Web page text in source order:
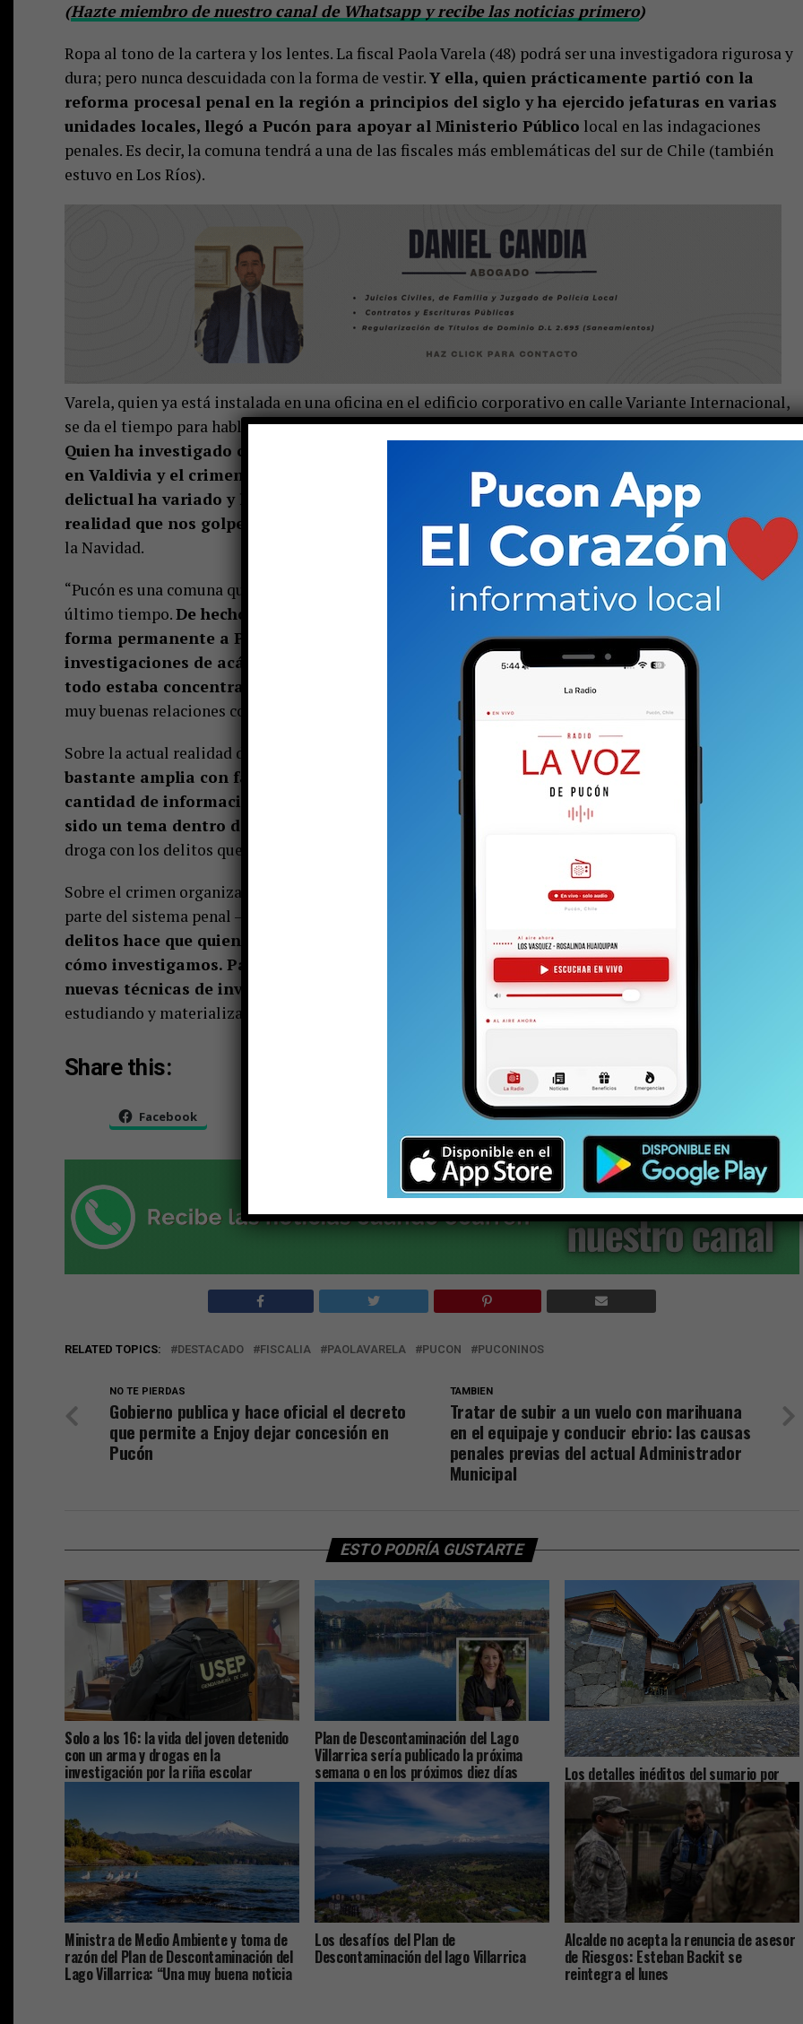
(Hazte miembro de nuestro canal de Whatsapp y recibe las noticias primero)
Ropa al tono de la cartera y los lentes. La fiscal Paola Varela (48) podrá ser una investigadora rigurosa y
dura; pero nunca descuidada con la forma de vestir.Y ella, quien prácticamente partió con la
reforma procesal penal en la región a principios del siglo y ha ejercido jefaturas en varias
unidades locales, llegó a Pucón para apoyar al Ministerio Público local en las indagaciones
penales. Es decir, la comuna tendrá a una de las fiscales más emblemáticas del sur de Chile (también
estuvo en Los Ríos).
Varela, quien ya está instalada en una oficina en el edificio corporativo en calle Variante Internacional,
se da el tiempo para hablar con este medio y contar sobre cómo ve a la comuna en materia de delitos.
Quien ha investigado casos tan relevantes como la contaminación de Celco en el Río Cruces
en Valdivia y el crimen de la basquetbolista Ismenia Puchard, entiende que el fenómeno
delictual ha variado y la irrupción del narco y el crimen organizado podría ser una molesta
realidad que nos golpea en la cara. Sobre todo luego deldoble homicidio
de los días previos a
la Navidad.
“Pucón es una comuna que crece a diario. La población también ha aumentado considerablemente en el
último tiempo.De hecho en mis inicios como fiscal en Villarrica, nosotros viajábamos en
forma permanente a Pucón para tomar las audiencias y hacernos cargo de los casos y las
investigaciones de acá. En esa época no había fiscalía y tampoco había oficina así es que
todo estaba concentrado en Villarrica.
Así es que también conozco a la gente del tribunal y tengo
muy buenas relaciones con ellos y espero seguir manteniéndose”, dice la persecutora.
Sobre la actual realidad delictual, Varela señala:
“Pucón tiene una realidad delictual que es
bastante amplia con factores que yo creo comunes a la realidad nacional. Obviamente por la
cantidad de información flotante que existe, los delitos contra la propiedad siempre han
sido un tema dentro de la comuna.
También nuestra realidad delictual se ha visto enfrentada a la
droga con los delitos que ello contempla”.
Sobre el crimen organizado, la fiscal Varela explica que este tipo de delitos obliga a quienes forman
parte del sistema penal – investigativo deban especializarse.
“La proliferación de este tipo de
delitos hace que quienes investigamos debamos adaptarnos a la investigación y a la forma
cómo investigamos. Para eso también la fiscalía nos capacita y nos instruye también en
nuevas técnicas de investigación y las que también,
por cierto, uno de manera personal debe ir
estudiando y materializando para poder tener éxito en nuestros objetivos”.
Share this:
Facebook
RELATED TOPICS: DESTACADO FISCALIA PAOLAVARELA PUCON PUCONINOS
TAMBIEN
Tratar de subir a un vuelo con marihuana
en el equipaje y conducir ebrio: las causas
penales previas del actual Administrador
Municipal
NO TE PIERDAS
Gobierno publica y hace oficial el decreto
que permite a Enjoy dejar concesión en
Pucón
ESTO PODRÍA GUSTARTE
Solo a los 16: la vida del joven detenido
con un arma y drogas en la
investigación por la riña escolar
Plan de Descontaminación del Lago
Villarrica sería publicado la próxima
semana o en los próximos diez días Los detalles inéditos del sumario por
Caso Sobresueldos: ex-Administrador y
asesor financiero del alcalde dicen que
las remuneraciones fueron pactadas
con el jefe comunal
Ministra de Medio Ambiente y toma de
razón del Plan de Descontaminación del
Lago Villarrica: “Una muy buena noticia
Los desafíos del Plan de
Descontaminación del lago Villarrica
Alcalde no acepta la renuncia de asesor
de Riesgos: Esteban Backit se
reintegra el lunes